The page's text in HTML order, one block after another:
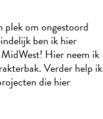
plek om ongestoord
ben ik hier
Hier neem ik
Verder help ik
die hier